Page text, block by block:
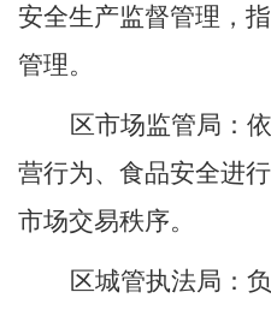
安全生产监督管理，
管理。
区市场监管局：
营行为、食品安全进
市场交易秩序。
区城管执法局：